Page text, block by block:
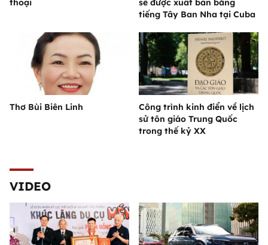
thoại
sẽ được xuất bản bằng
tiếng Tây Ban Nha tại Cuba
Thơ Bùi Biên Linh
Công trình kinh điển về lịch
sử tôn giáo Trung Quốc
trong thế kỷ XX
VIDEO